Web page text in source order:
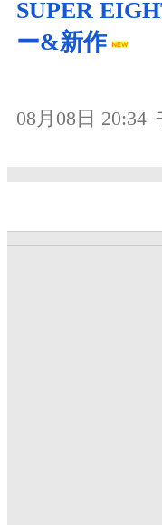
SUPER
ー&新作
08月08日 20:34